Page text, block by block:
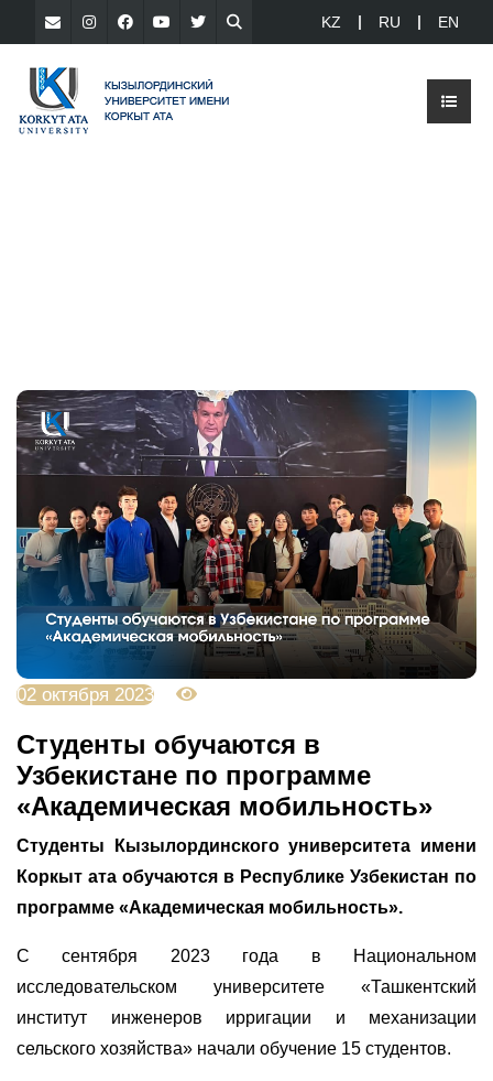
KZ RU EN
02 октября 2023
Студенты обучаются в
Узбекистане по программе
«Академическая мобильность»
Студенты Кызылординского университета имени
Коркыт ата обучаются в Республике Узбекистан по
программе «Академическая мобильность».
С сентября 2023 года в Национальном
исследовательском университете «Ташкентский
институт инженеров ирригации и механизации
сельского хозяйства» начали обучение 15 студентов.